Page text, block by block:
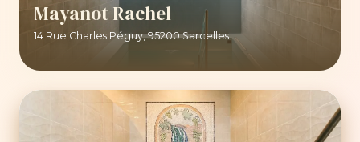
Mayanot Rachel
14 Rue Charles Péguy, 95200 Sarcelles